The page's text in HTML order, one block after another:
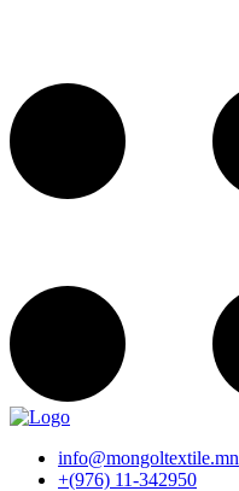
info@mongoltextile.mn
+(976) 11-342950